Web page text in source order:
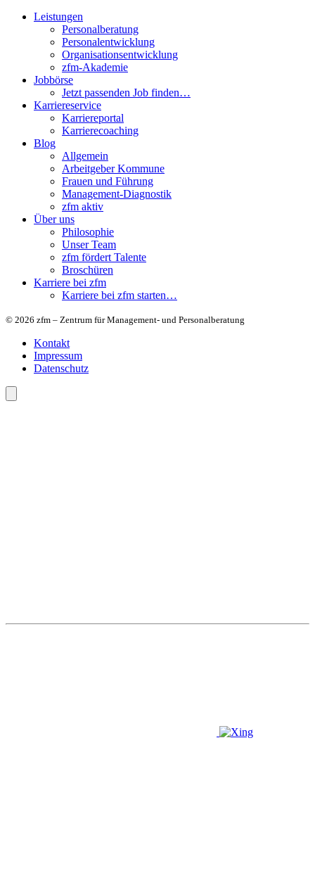
Leistungen
Personalberatung
Personalentwicklung
Organisationsentwicklung
zfm-Akademie
Jobbörse
Jetzt passenden Job finden…
Karriereservice
Karriereportal
Karrierecoaching
Blog
Allgemein
Arbeitgeber Kommune
Frauen und Führung
Management-Diagnostik
zfm aktiv
Über uns
Philosophie
Unser Team
zfm fördert Talente
Broschüren
Karriere bei zfm
Karriere bei zfm starten…
© 2026 zfm – Zentrum für Management- und Personalberatung
Kontakt
Impressum
Datenschutz